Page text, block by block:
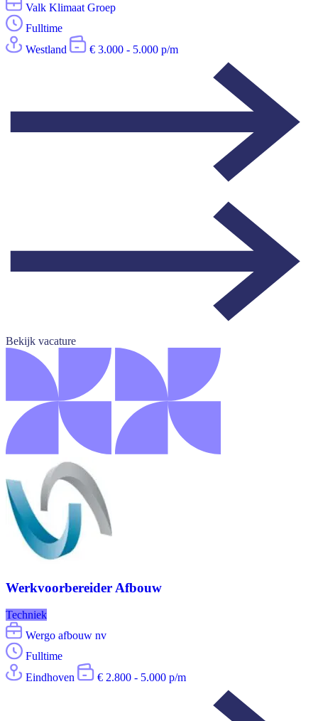
Valk Klimaat Groep
Fulltime
Westland
€ 3.000 - 5.000 p/m
Bekijk vacature
Werkvoorbereider Afbouw
Techniek
Wergo afbouw nv
Fulltime
Eindhoven
€ 2.800 - 5.000 p/m